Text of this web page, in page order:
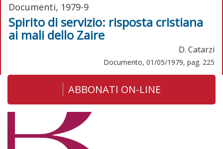
Documenti, 1979-9
Spirito di servizio: risposta cristiana
ai mali dello Zaire
D. Catarzi
Documento, 01/05/1979, pag. 225
ABBONATI ON-LINE